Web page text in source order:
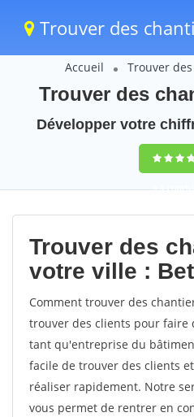
Trouver des
Accueil Trouver
Trouver des
Développer votre
9,5
votes
Trouver des
votre ville :
Comment trouver des
trouver des clients pour faire
tant qu'entreprise du
facile de trouver des clients
réaliser rapidement. Notre
vous permet de rentrer en